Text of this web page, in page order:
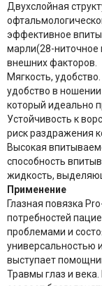
Двухслойная
эффективное
марли(28-ниточное
внешних факторов.
Мягкость,
удобство в ношении
который идеально
Устойчивость к
риск раздражения
Высокая
способность
жидкость,
Применение
Глазная повязка
потребностей
проблемами и
универсальностью
выступает
Травмы глаз и